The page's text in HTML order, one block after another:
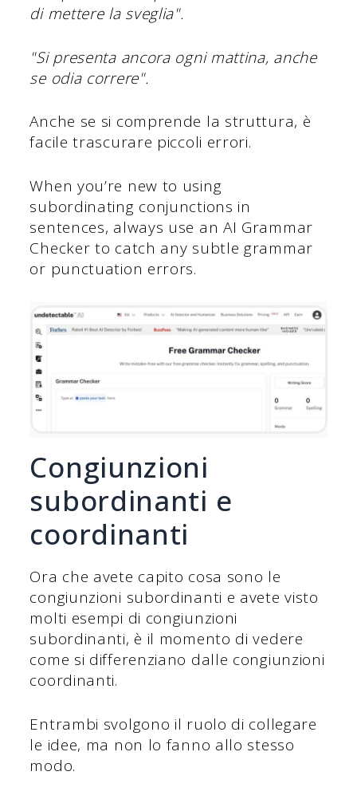
di mettere la sveglia".
"Si presenta ancora ogni mattina, anche
se odia correre".
Anche se si comprende la struttura, è
facile trascurare piccoli errori.
When you’re new to using
subordinating conjunctions in
sentences, always use an AI Grammar
Checker to catch any subtle grammar
or punctuation errors.
Congiunzioni
subordinanti e
coordinanti
Ora che avete capito cosa sono le
congiunzioni subordinanti e avete visto
molti esempi di congiunzioni
subordinanti, è il momento di vedere
come si differenziano dalle congiunzioni
coordinanti.
Entrambi svolgono il ruolo di collegare
le idee, ma non lo fanno allo stesso
modo.